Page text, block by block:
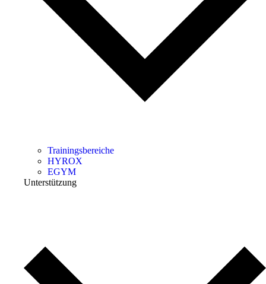
Trainingsbereiche
HYROX
EGYM
Unterstützung